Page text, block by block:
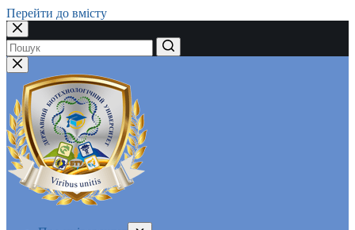
Перейти до вмісту
Немає
результатів